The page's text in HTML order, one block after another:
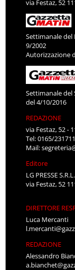
via Festaz, 52
Settimanale del
9/2002
Autorizzazione
Settimanale del
del 4/10/2016
REDAZIONE
via Festaz, 52 -
Tel: 0165/
Mail:
Editore
LG PRESSE S.R.L.
via Festaz, 52
DIRETTORE
Luca Mercanti
REDAZIONE
Alessandro